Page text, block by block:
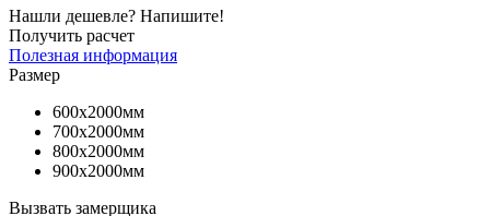
Нашли дешевле? Напишите!
Получить расчет
Полезная информация
Размер
600х2000мм
700х2000мм
800х2000мм
900х2000мм
Вызвать замерщика